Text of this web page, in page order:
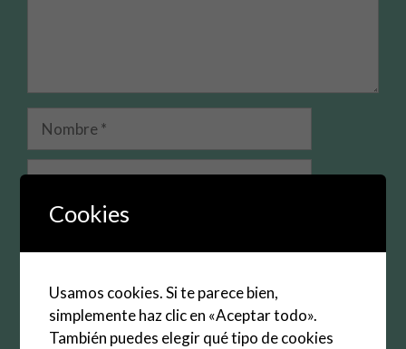
Web
este navegador para la próxima vez que
comente.
Cookies
Usamos cookies. Si te parece bien,
simplemente haz clic en «Aceptar todo».
También puedes elegir qué tipo de cookies